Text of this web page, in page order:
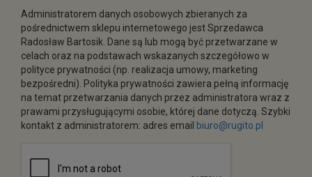
Administratorem danych osobowych zbieranych za
pośrednictwem sklepu internetowego jest Sprzedawca
Radosław Bartosik. Dane są lub mogą być przetwarzane w
celach oraz na podstawach wskazanych szczegółowo w
polityce prywatności (np. realizacja umowy, marketing
bezpośredni). Polityka prywatności zawiera pełną informację
na temat przetwarzania danych przez administratora wraz z
prawami przysługującymi osobie, której dane dotyczą. Szybki
kontakt z administratorem: adres email biuro@rugito.pl